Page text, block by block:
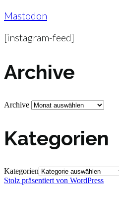
Mastodon
[instagram-feed]
Archive
Archive
Kategorien
Kategorien
Stolz präsentiert von WordPress